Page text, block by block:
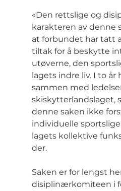
«Den rettslige og
karakteren av denne
at forbundet har tatt
tiltak for å beskytte
utøverne, den
lagets indre liv. I to
sammen med
skiskytterlandslaget,
denne saken ikke
individuelle
lagets kollektive
der.
Saken er for lengst
disiplinærkomiteen i